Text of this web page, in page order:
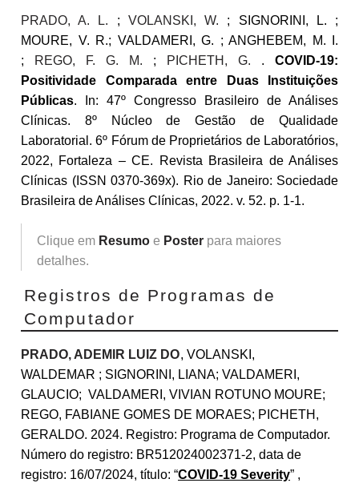
PRADO, A. L. ; VOLANSKI, W. ; SIGNORINI, L. ;
MOURE, V. R.; VALDAMERI, G. ; ANGHEBEM, M. I.
;
REGO, F. G. M. ; PICHETH, G. . COVID-19:
Positividade Comparada entre Duas Instituições
Públicas. In: 47º Congresso Brasileiro de Análises
Clínicas. 8º Núcleo de Gestão de Qualidade
Laboratorial. 6º Fórum de Proprietários de Laboratórios,
2022, Fortaleza – CE. Revista Brasileira de Análises
Clínicas (ISSN 0370-369x). Rio de Janeiro: Sociedade
Brasileira de Análises Clínicas, 2022. v. 52. p. 1-1.
Clique em Resumo e Poster para maiores
detalhes.
Registros de Programas de
Computador
PRADO, ADEMIR LUIZ DO, VOLANSKI,
WALDEMAR ; SIGNORINI, LIANA; VALDAMERI,
GLAUCIO; VALDAMERI, VIVIAN ROTUNO MOURE;
REGO, FABIANE GOMES DE MORAES; PICHETH,
GERALDO. 2024. Registro: Programa de Computador.
Número do registro: BR512024002371-2, data de
registro: 16/07/2024, título: “COVID-19 Severity” ,